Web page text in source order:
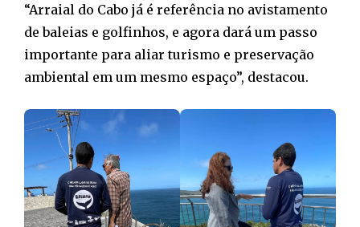
“Arraial do Cabo já é referência no avistamento
de baleias e golfinhos, e agora dará um passo
importante para aliar turismo e preservação
ambiental em um mesmo espaço”, destacou.